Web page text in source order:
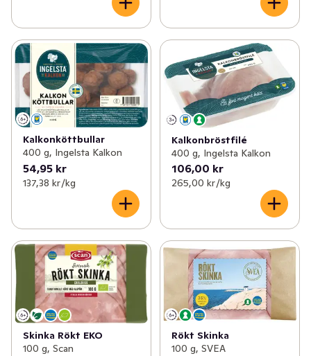
Kalkonköttbullar
400 g, Ingelsta Kalkon
54,95 kr
137,38 kr /kg
Kalkonbröstfilé
400 g, Ingelsta Kalkon
106,00 kr
265,00 kr /kg
Skinka Rökt EKO
100 g, Scan
Rökt Skinka
100 g, SVEA